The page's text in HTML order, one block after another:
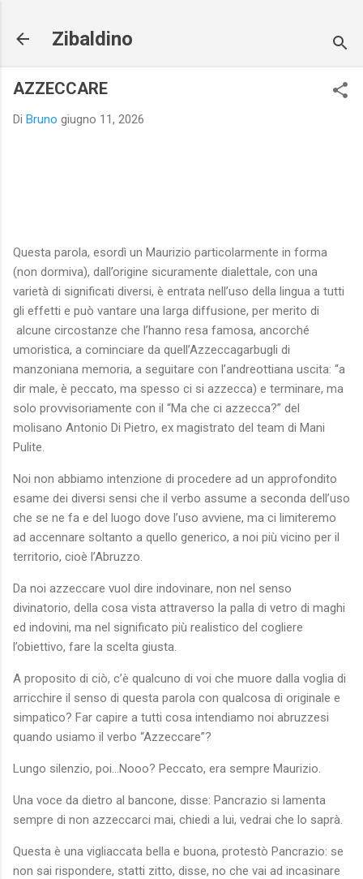
Zibaldino
AZZECCARE
Di Bruno giugno 11, 2026
Questa parola, esordì un Maurizio particolarmente in forma
(non dormiva), dall’origine sicuramente dialettale, con una
varietà di significati diversi, è entrata nell’uso della lingua a tutti
gli effetti e può vantare una larga diffusione, per merito di
alcune circostanze che l’hanno resa famosa, ancorché
umoristica, a cominciare da quell’Azzeccagarbugli di
manzoniana memoria, a seguitare con l’andreottiana uscita: “a
dir male, è peccato, ma spesso ci si azzecca) e terminare, ma
solo provvisoriamente con il “Ma che ci azzecca?” del
molisano Antonio Di Pietro, ex magistrato del team di Mani
Pulite.
Noi non abbiamo intenzione di procedere ad un approfondito
esame dei diversi sensi che il verbo assume a seconda dell’uso
che se ne fa e del luogo dove l’uso avviene, ma ci limiteremo
ad accennare soltanto a quello generico, a noi più vicino per il
territorio, cioè l’Abruzzo.
Da noi azzeccare vuol dire indovinare, non nel senso
divinatorio, della cosa vista attraverso la palla di vetro di maghi
ed indovini, ma nel significato più realistico del cogliere
l’obiettivo, fare la scelta giusta.
A proposito di ciò, c’è qualcuno di voi che muore dalla voglia di
arricchire il senso di questa parola con qualcosa di originale e
simpatico? Far capire a tutti cosa intendiamo noi abruzzesi
quando usiamo il verbo “Azzeccare”?
Lungo silenzio, poi…Nooo? Peccato, era sempre Maurizio.
Una voce da dietro al bancone, disse: Pancrazio si lamenta
sempre di non azzeccarci mai, chiedi a lui, vedrai che lo saprà.
Questa è una vigliaccata bella e buona, protestò Pancrazio: se
non sai rispondere, statti zitto, disse, no che vai ad incasinare